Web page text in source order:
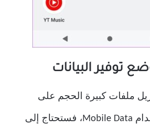
ملفات كبيرة الحجم على
Telegram باستخدام Mobile Data، فستحتاج إلى